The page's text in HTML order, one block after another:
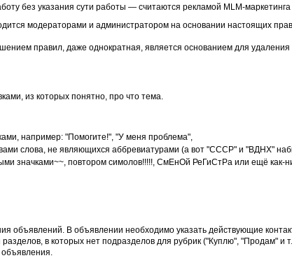
без указания сути работы — считаются рекламой MLM-
модераторами и администратором на основании настоящих
правил, даже однократная, является основанием для удаления
из которых понятно, про что тема.
например: "Помогите!", "У меня проблема",
слова, не являющихся аббревиатурами (а вот "СССР" и "ВДНХ"
значками~~, повтором симолов!!!!!, СмЕнОй РеГиСтРа или ещё как-
объявлений. В объявлении необходимо указать действующие
в которых нет подразделов для рубрик ("Куплю", "Продам" и